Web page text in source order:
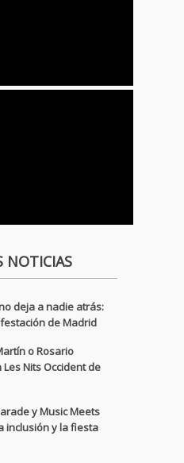
NOTICIAS
deja a nadie atrás:
de Madrid
o Rosario
Nits Occident de
y Music Meets
inclusión y la fiesta